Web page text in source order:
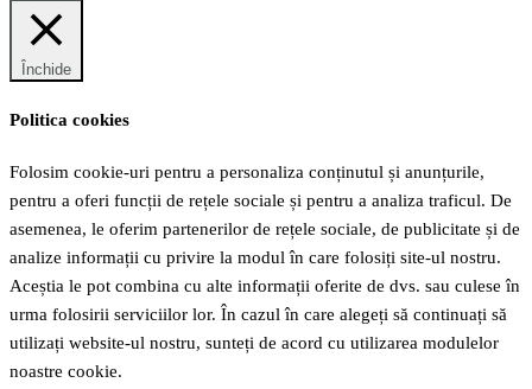
Închide
Politica cookies
Folosim cookie-uri pentru a personaliza conținutul și anunțurile,
pentru a oferi funcții de rețele sociale și pentru a analiza traficul. De
asemenea, le oferim partenerilor de rețele sociale, de publicitate și de
analize informații cu privire la modul în care folosiți site-ul nostru.
Aceștia le pot combina cu alte informații oferite de dvs. sau culese în
urma folosirii serviciilor lor. În cazul în care alegeți să continuați să
utilizați website-ul nostru, sunteți de acord cu utilizarea modulelor
noastre cookie.